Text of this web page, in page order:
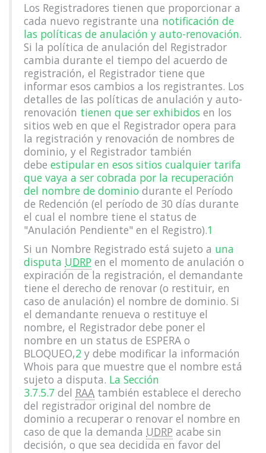
Los Registradores tienen que proporcionar a
cada nuevo registrante una notificación de
las políticas de anulación y auto-renovación.
Si la política de anulación del Registrador
cambia durante el tiempo del acuerdo de
registración, el Registrador tiene que
informar esos cambios a los registrantes. Los
detalles de las políticas de anulación y auto-
renovación tienen que ser exhibidos en los
sitios web en que el Registrador opera para
la registración y renovación de nombres de
dominio, y el Registrador también
debe estipular en esos sitios cualquier tarifa
que vaya a ser cobrada por la recuperación
del nombre de dominio durante el Período
de Redención (el período de 30 días durante
el cual el nombre tiene el status de
"Anulación Pendiente" en el Registro).1
Si un Nombre Registrado está sujeto a una
disputa UDRP en el momento de anulación o
expiración de la registración, el demandante
tiene el derecho de renovar (o restituir, en
caso de anulación) el nombre de dominio. Si
el demandante renueva o restituye el
nombre, el Registrador debe poner el
nombre en un status de ESPERA o
BLOQUEO,2 y debe modificar la información
Whois para que muestre que el nombre está
sujeto a disputa. La Sección
3.7.5.7 del RAA también establece el derecho
del registrador original del nombre de
dominio a recuperar o renovar el nombre en
caso de que la demanda UDRP acabe sin
decisión, o que sea decidida en favor del